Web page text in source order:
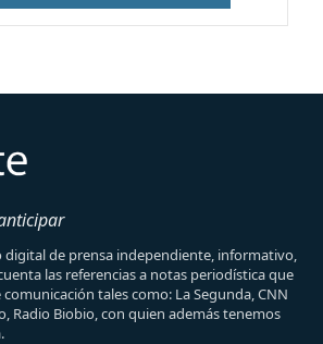
digital de prensa independiente, informativo,
las referencias a notas periodística que
tales como: La Segunda, CNN
Radio Biobio, con quien además tenemos